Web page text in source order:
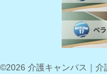
©2026 介護キャンパス｜介